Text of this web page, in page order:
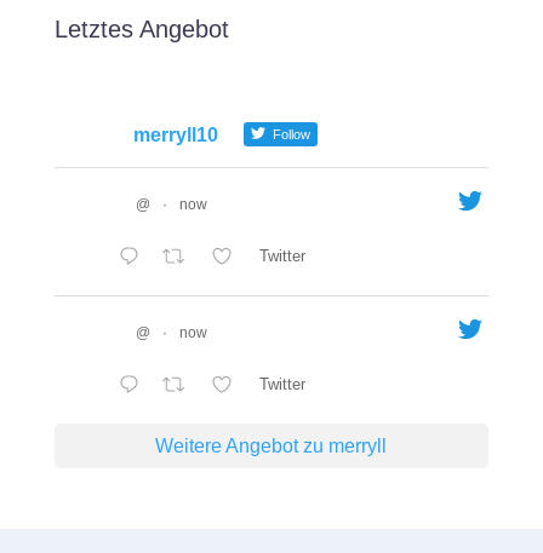
Letztes Angebot
merryll10 Follow
@ · now
Twitter
@ · now
Twitter
Weitere Angebot zu merryll